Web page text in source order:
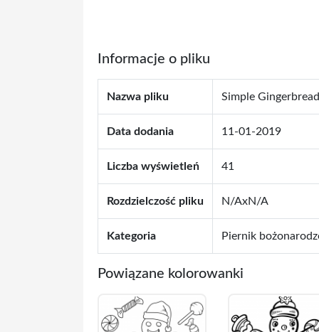
Informacje o pliku
Nazwa pliku Simple
Data dodania 11-01-2019
Liczba wyświetleń 41
Rozdzielczość pliku N/AxN/A
Kategoria Piernik
Powiązane kolorowanki